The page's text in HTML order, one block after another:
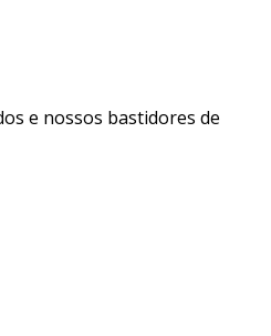
e nossos bastidores de